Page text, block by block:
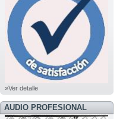
»Ver detalle
AUDIO PROFESIONAL